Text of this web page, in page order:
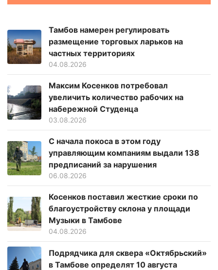
Тамбов намерен регулировать
размещение торговых ларьков на
частных территориях
04.08.2026
Максим Косенков потребовал
увеличить количество рабочих на
набережной Студенца
03.08.2026
С начала покоса в этом году
управляющим компаниям выдали 138
предписаний за нарушения
06.08.2026
Косенков поставил жесткие сроки по
благоустройству склона у площади
Музыки в Тамбове
04.08.2026
Подрядчика для сквера «Октябрьский»
в Тамбове определят 10 августа